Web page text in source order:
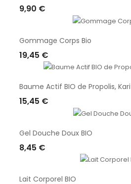
9,90 €
Ajouter Au Panier
Gommage Corps Bio
19,45 €
Ajouter Au Panier
Baume Actif BIO de Propolis,
15,45 €
Ajouter Au Panier
Gel Douche Doux BIO
8,45 €
Lait Corporel BIO